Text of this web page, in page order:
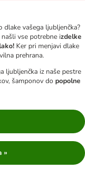
vašega ljubljenčka?
vse potrebne izdelke
Ker pri menjavi dlake
prehrana.
ljubljenčka iz naše pestre
šamponov do popolne
»